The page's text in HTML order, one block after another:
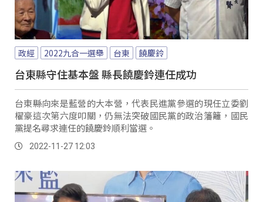
政經 2022九合一選舉 台東 饒慶鈴
台東縣守住基本盤 縣長饒慶鈴連任成功
台東縣向來是藍營的大本營，代表民進黨參選的現任立委劉
櫂豪這次第六度叩關，仍無法突破國民黨的政治籓籬，國民
黨提名尋求連任的饒慶鈴順利當選。
2022-11-27 12:03